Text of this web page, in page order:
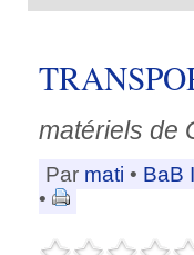
matériels de
Par mati • BaB
•